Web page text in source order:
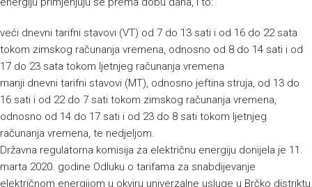
veći dnevni tarifni stavovi (VT) od 7 do 13 sati i od 16 do 22 sata
tokom zimskog računanja vremena, odnosno od 8 do 14 sati i od
17 do 23 sata tokom ljetnjeg računanja vremena
manji dnevni tarifni stavovi (MT), odnosno jeftina struja, od 13 do
16 sati i od 22 do 7 sati tokom zimskog računanja vremena,
odnosno od 14 do 17 sati i od 23 do 8 sati tokom ljetnjeg
računanja vremena, te nedjeljom.
Državna regulatorna komisija za električnu energiju donijela je 11.
marta 2020. godine Odluku o tarifama za snabdijevanje
električnom energijom u okviru univerzalne usluge u Brčko distriktu